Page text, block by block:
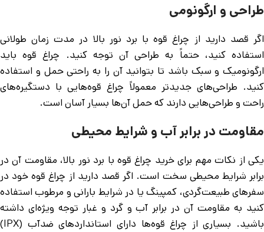
طراحی و ارگونومی
اگر قصد دارید از چراغ قوه با برد نور بالا در مدت زمان طولانی
استفاده کنید، حتماً به طراحی آن توجه کنید. چراغ قوه باید
ارگونومیک و سبک باشد تا بتوانید آن را به راحتی حمل و استفاده
کنید. طراحی‌های جدیدتر معمولاً چراغ قوه‌هایی با دستگیره‌های
راحت و طراحی‌هایی دارند که حمل آن‌ها بسیار آسان است.
مقاومت در برابر آب و شرایط محیطی
یکی از نکات مهم برای خرید چراغ قوه با برد نور بالا، مقاومت آن در
برابر شرایط محیطی سخت است. اگر قصد دارید از چراغ قوه خود در
سفرهای طبیعت‌گردی، کمپینگ یا در شرایط بارانی و مرطوب استفاده
کنید به مقاومت آن در برابر آب و گرد و غبار توجه ویژه‌ای داشته
باشید. بسیاری از چراغ قوه‌ها دارای استانداردهای ضدآب (IPX)